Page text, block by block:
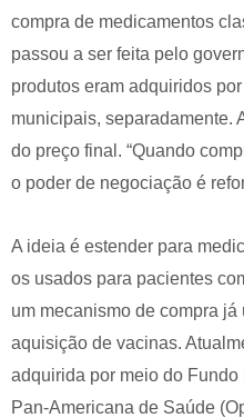
compra de medicamentos
passou a ser feita pelo
produtos eram adquiridos
municipais, separadamente.
do preço final. “Quando
o poder de negociação é
A ideia é estender para
os usados para pacientes
um mecanismo de compra
aquisição de vacinas.
adquirida por meio do
Pan-Americana de Saúde